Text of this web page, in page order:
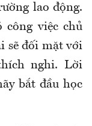
lao động.
công việc chủ
sẽ đối mặt với
nghi. Lời
bắt đầu học